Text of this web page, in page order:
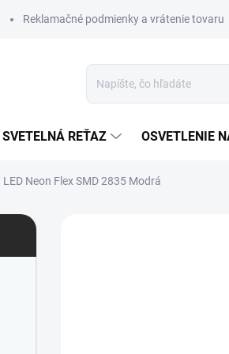
Reklamačné podmienky a vrátenie tovaru
SVETELNÁ REŤAZ OSVETLENIE
LED Neon Flex SMD 2835 Modrá